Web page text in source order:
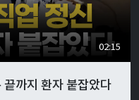
02:15
까지 환자 붙잡았다